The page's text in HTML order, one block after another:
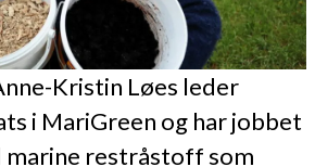
Kristin Løes leder
i MariGreen og har jobbet
marine restråstoff som